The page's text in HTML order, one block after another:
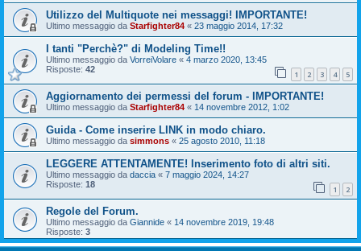
Utilizzo del Multiquote nei messaggi! IMPORTANTE!
Ultimo messaggio da Starfighter84 « 23 maggio 2014, 17:32
I tanti "Perchè?" di Modeling Time!!
Ultimo messaggio da VorreiVolare « 4 marzo 2020, 13:45
Risposte: 42 1 2 3 4 5
Aggiornamento dei permessi del forum - IMPORTANTE!
Ultimo messaggio da Starfighter84 « 14 novembre 2012, 1:02
Guida - Come inserire LINK in modo chiaro.
Ultimo messaggio da simmons « 25 agosto 2010, 11:18
LEGGERE ATTENTAMENTE! Inserimento foto di altri siti.
Ultimo messaggio da daccia « 7 maggio 2024, 14:27
Risposte: 18 1 2
Regole del Forum.
Ultimo messaggio da Giannide « 14 novembre 2019, 19:48
Risposte: 3